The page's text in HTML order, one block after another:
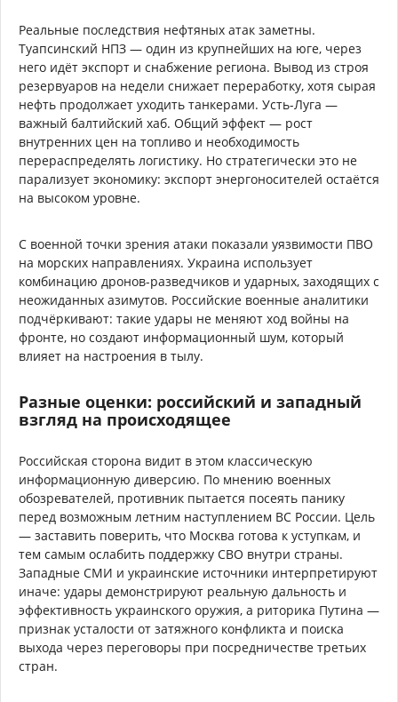
Реальные последствия нефтяных атак заметны.
Туапсинский НПЗ — один из крупнейших на юге, через
него идёт экспорт и снабжение региона. Вывод из строя
резервуаров на недели снижает переработку, хотя сырая
нефть продолжает уходить танкерами. Усть-Луга —
важный балтийский хаб. Общий эффект — рост
внутренних цен на топливо и необходимость
перераспределять логистику. Но стратегически это не
парализует экономику: экспорт энергоносителей остаётся
на высоком уровне.
С военной точки зрения атаки показали уязвимости ПВО
на морских направлениях. Украина использует
комбинацию дронов-разведчиков и ударных, заходящих с
неожиданных азимутов. Российские военные аналитики
подчёркивают: такие удары не меняют ход войны на
фронте, но создают информационный шум, который
влияет на настроения в тылу.
Разные оценки: российский и западный
взгляд на происходящее
Российская сторона видит в этом классическую
информационную диверсию. По мнению военных
обозревателей, противник пытается посеять панику
перед возможным летним наступлением ВС России. Цель
— заставить поверить, что Москва готова к уступкам, и
тем самым ослабить поддержку СВО внутри страны.
Западные СМИ и украинские источники интерпретируют
иначе: удары демонстрируют реальную дальность и
эффективность украинского оружия, а риторика Путина —
признак усталости от затяжного конфликта и поиска
выхода через переговоры при посредничестве третьих
стран.